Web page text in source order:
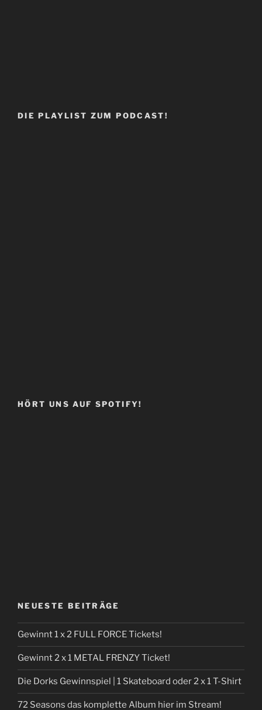
DIE PLAYLIST ZUM PODCAST!
HÖRT UNS AUF SPOTIFY!
NEUESTE BEITRÄGE
Gewinnt 1 x 2 FULL FORCE Tickets!
Gewinnt 2 x 1 METAL FRENZY Ticket!
Die Dorks Gewinnspiel | 1 Skateboard oder 2 x 1 T-Shirt
72 Seasons das komplette Album hier im Stream!